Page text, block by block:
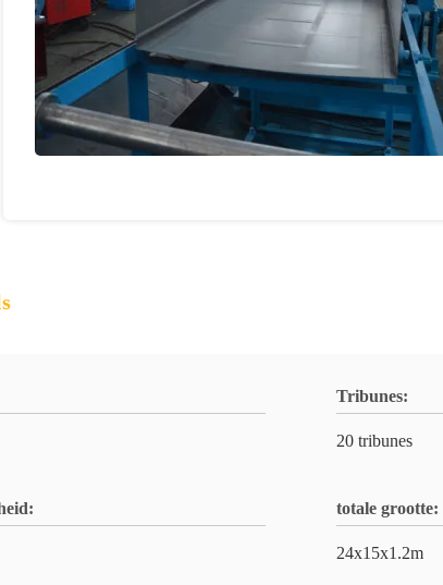
Tribunes:
20 tribunes
totale grootte:
24x15x1.2m